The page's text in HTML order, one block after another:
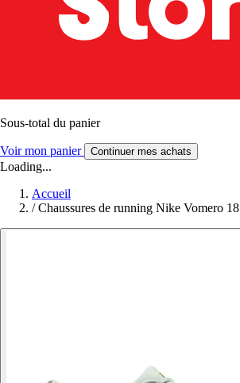
Sous-total du panier
Voir mon panier Continuer mes achats
Loading...
Accueil
/ Chaussures de running Nike Vomero 18